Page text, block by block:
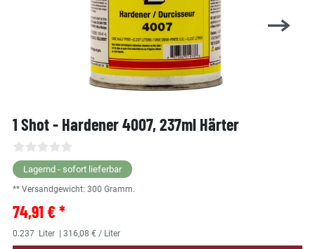
1 Shot - Hardener 4007, 237ml Härter
Lagernd - sofort lieferbar
** Versandgewicht: 300 Gramm.
74,91 € *
0.237 Liter | 316,08 € / Liter